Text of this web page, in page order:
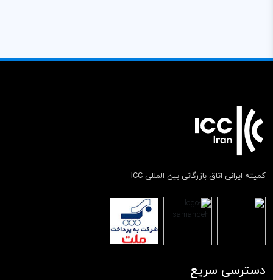
کمیته ایرانی اتاق بازرگانی بین المللی ICC
دسترسی سریع